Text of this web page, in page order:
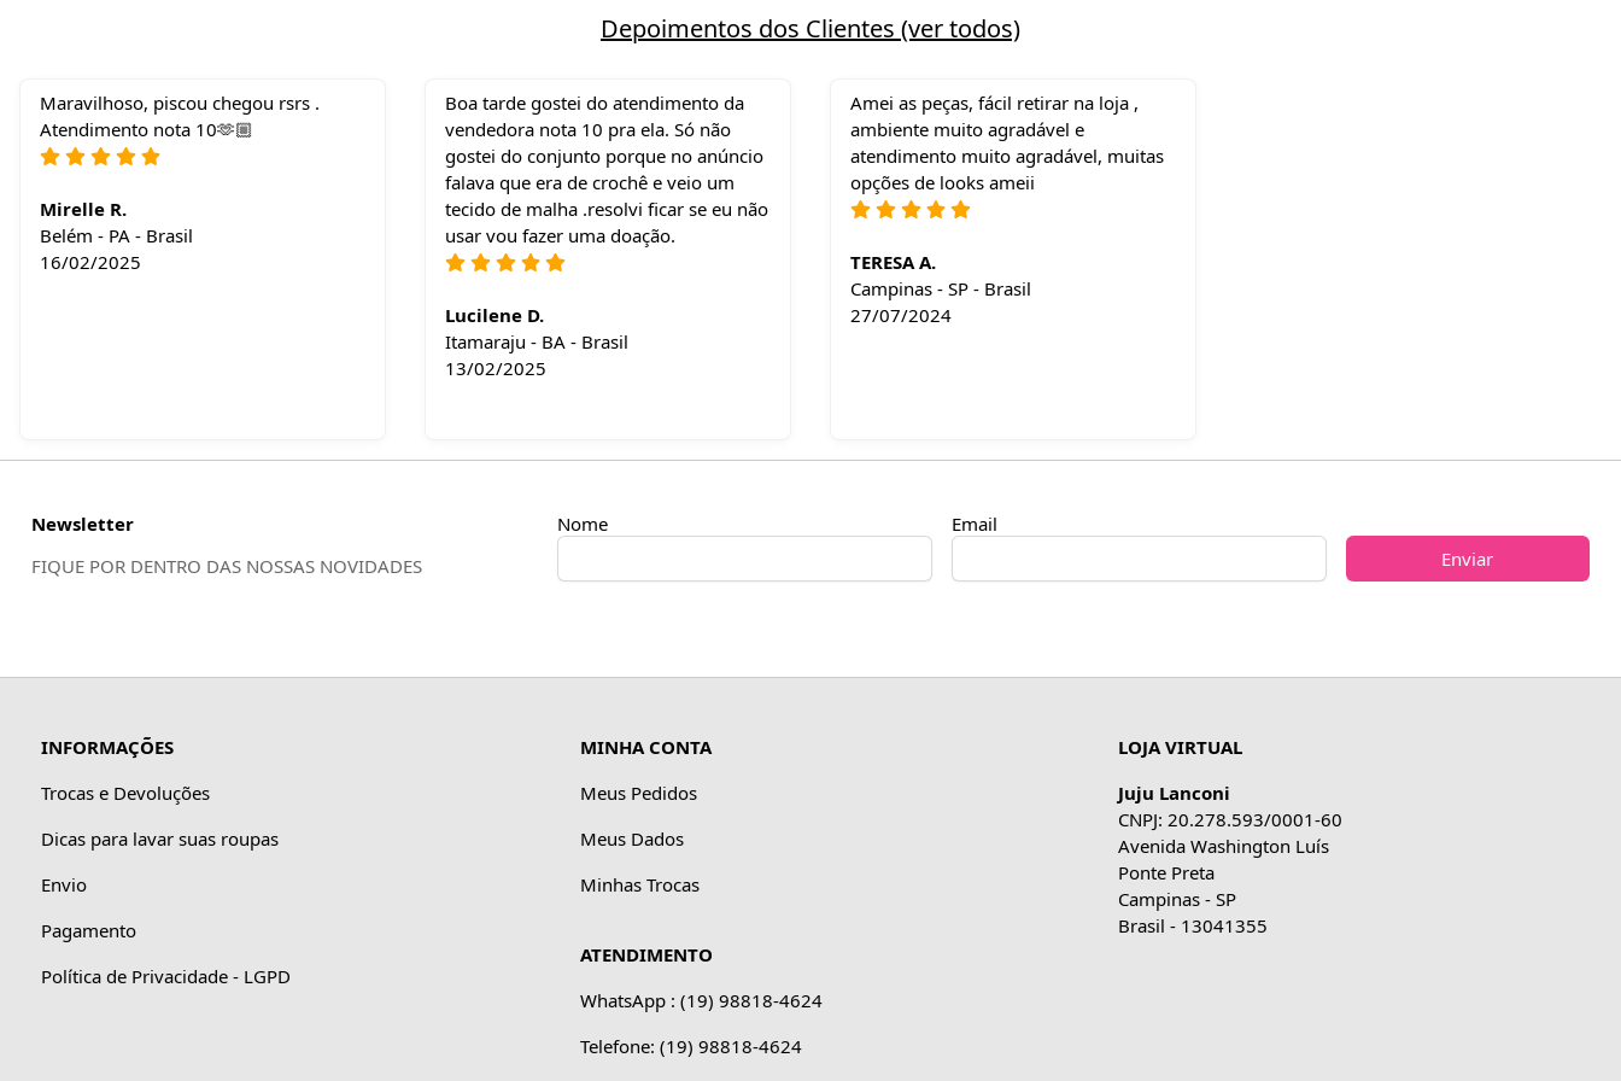
Depoimentos dos Clientes (ver todos)
Maravilhoso, piscou chegou rsrs .
Atendimento nota 10🫶🏼
Mirelle R.
Belém - PA - Brasil
16/02/2025
Boa tarde gostei do atendimento da
vendedora nota 10 pra ela. Só não
gostei do conjunto porque no anúncio
falava que era de crochê e veio um
tecido de malha .resolvi ficar se eu não
usar vou fazer uma doação.
Lucilene D.
Itamaraju - BA - Brasil
13/02/2025
Amei as peças, fácil retirar na loja ,
ambiente muito agradável e
atendimento muito agradável, muitas
opções de looks ameii
TERESA A.
Campinas - SP - Brasil
27/07/2024
Newsletter
FIQUE POR DENTRO DAS NOSSAS NOVIDADES
Nome
Email
Enviar
INFORMAÇÕES
Trocas e Devoluções
Dicas para lavar suas roupas
Envio
Pagamento
Política de Privacidade - LGPD
MINHA CONTA
Meus Pedidos
Meus Dados
Minhas Trocas
ATENDIMENTO
WhatsApp : (19) 98818-4624
Telefone: (19) 98818-4624
LOJA VIRTUAL
Juju Lanconi
CNPJ: 20.278.593/0001-60
Avenida Washington Luís
Ponte Preta
Campinas - SP
Brasil - 13041355